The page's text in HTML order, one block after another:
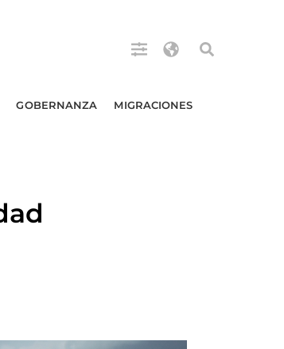
GOBERNANZA MIGRACIONES